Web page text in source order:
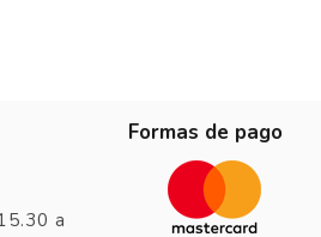
a
Formas de pago